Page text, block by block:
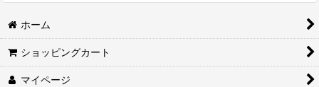
ホーム
ショッピングカート
マイページ